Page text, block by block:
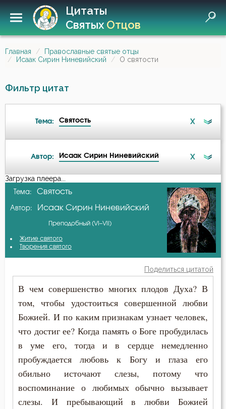
Цитаты
СвятыхОтцов
Главная
Православные святые отцы
Исаак Сирин Ниневийский
О святости
Фильтр цитат
Тема: Святость X
Ад
Бедность
Безмолвие
Бесстрастие
Ближний
Бог
Богопознание
Автор: Исаак Сирин Ниневийский X
А-я
Авва Дорофей
Амвросий Оптинский (Гренков)
Антоний Великий
Варсонофий Оптинский (Плиханков)
Григорий Богослов
Григорий Нисский
Григорий Палама
Загрузка плеера...
Тема: Святость
Автор: Исаак Сирин Ниневийский
Преподобный (VI–VII)
Житие святого
Творения святого
Поделиться цитатой
В чем совершенство многих плодов Духа? В
том, чтобы удостоиться совершенной любви
Божией. И по каким признакам узнает человек,
что достиг ее? Когда память о Боге пробудилась
в уме его, тогда и в сердце немедленно
пробуждается любовь к Богу и глаза его
обильно источают слезы, потому что
воспоминание о любимых обычно вызывает
слезы. И пребывающий в любви Божией